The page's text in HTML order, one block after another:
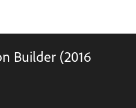
Builder (2016